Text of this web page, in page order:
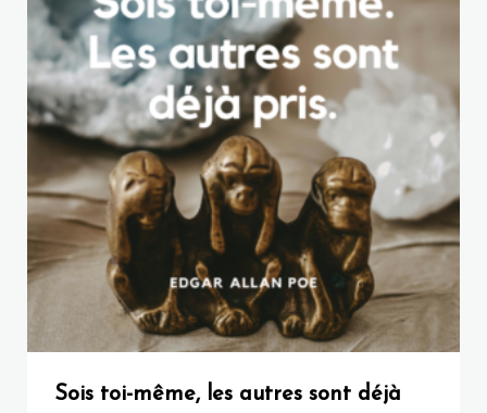
Sois toi-même, les autres sont déjà